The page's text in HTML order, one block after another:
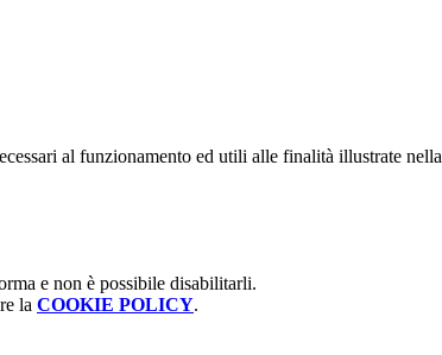
al funzionamento ed utili alle finalità illustrate nella
e non è possibile disabilitarli.
la COOKIE POLICY.